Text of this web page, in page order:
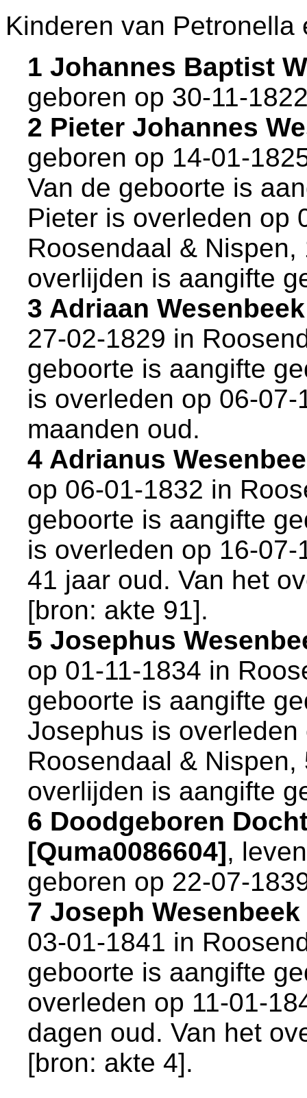
Kinderen van Petronella
1 Johannes Baptist
geboren op 30-11-
2 Pieter Johannes
geboren op 14-01-
Van de geboorte is
Pieter is overleden op
Roosendaal & Nispen,
overlijden is aangifte
3 Adriaan
27-02-1829 in
geboorte is aangifte
is overleden op 06-
maanden oud.
4 Adrianus
op 06-01-1832 in
geboorte is aangifte
is overleden op 16-
41 jaar oud. Van het
[bron: akte 91].
5 Josephus
op 01-11-1834 in
geboorte is aangifte
Josephus is
Roosendaal & Nispen,
overlijden is aangifte
6 Doodgeboren
[Quma0086604],
geboren op 22-07-
7 Joseph
03-01-1841 in
geboorte is aangifte
overleden op 11-01-
dagen oud. Van het
[bron: akte 4].